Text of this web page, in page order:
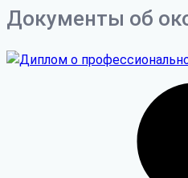
Документы об